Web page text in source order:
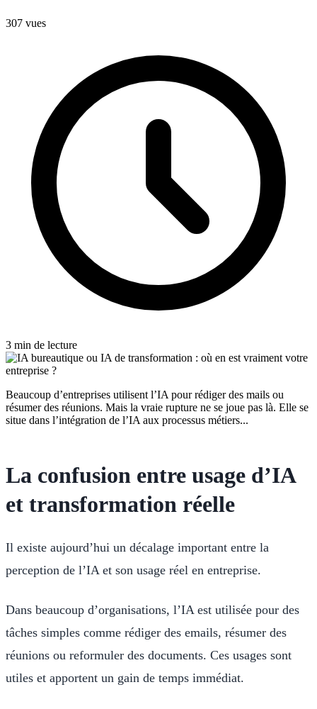
307 vues
3 min de lecture
Beaucoup d’entreprises utilisent l’IA pour rédiger des mails ou
résumer des réunions. Mais la vraie rupture ne se joue pas là. Elle se
situe dans l’intégration de l’IA aux processus métiers...
La confusion entre usage d’IA
et transformation réelle
Il existe aujourd’hui un décalage important entre la
perception de l’IA et son usage réel en entreprise.
Dans beaucoup d’organisations, l’IA est utilisée pour des
tâches simples comme rédiger des emails, résumer des
réunions ou reformuler des documents. Ces usages sont
utiles et apportent un gain de temps immédiat.